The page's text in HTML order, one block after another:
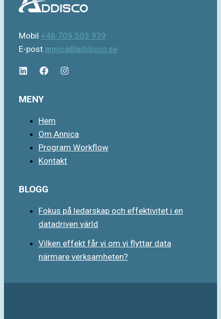
Mobil +46 709 503 939
E-post annica@addisco.se
MENY
Hem
Om Annica
Program Workflow
Kontakt
BLOGG
Fokus på ledarskap och effektivitet i en
datadriven värld
Vilken effekt får vi om vi flyttar data
närmare verksamheten?